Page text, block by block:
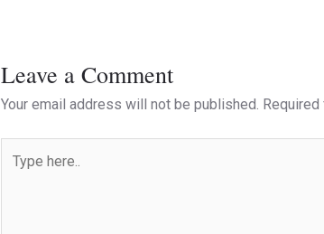
Leave a Comment
Your email address will not be published.
here..